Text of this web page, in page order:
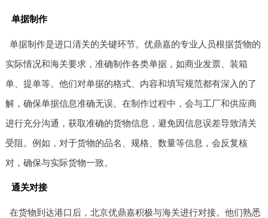
单据制作
单据制作是进口清关的关键环节。优鼎嘉的专业人员根据货物的
实际情况和海关要求，准确制作各类单据，如商业发票、装箱
单、提单等。他们对单据的格式、内容和填写规范都有深入的了
解，确保单据信息准确无误。在制作过程中，会与工厂和供应商
进行充分沟通，获取准确的货物信息，避免因信息误差导致清关
受阻。例如，对于货物的品名、规格、数量等信息，会反复核
对，确保与实际货物一致。
通关对接
在货物到达港口后，北京优鼎嘉积极与海关进行对接。他们熟悉